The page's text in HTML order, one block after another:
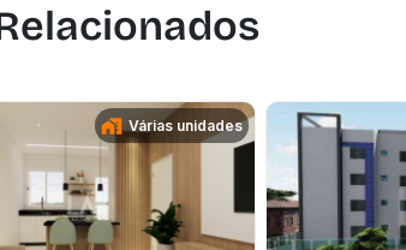
Várias unidades